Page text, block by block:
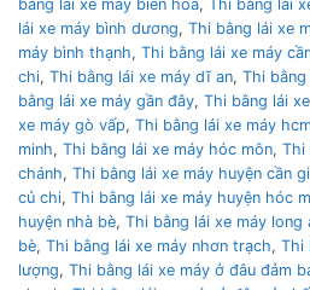
bằng lái xe máy biên hoà, Thi bằng lái
lái xe máy bình dương, Thi bằng lái xe
máy bình thạnh, Thi bằng lái xe máy
chi, Thi bằng lái xe máy dĩ an, Thi bằng
bằng lái xe máy gần đây, Thi bằng lái
xe máy gò vấp, Thi bằng lái xe máy
minh, Thi bằng lái xe máy hóc môn, Thi
chánh, Thi bằng lái xe máy huyện cần
củ chi, Thi bằng lái xe máy huyện hóc
huyện nhà bè, Thi bằng lái xe máy long
bè, Thi bằng lái xe máy nhơn trạch, Thi
lượng, Thi bằng lái xe máy ở đâu đảm